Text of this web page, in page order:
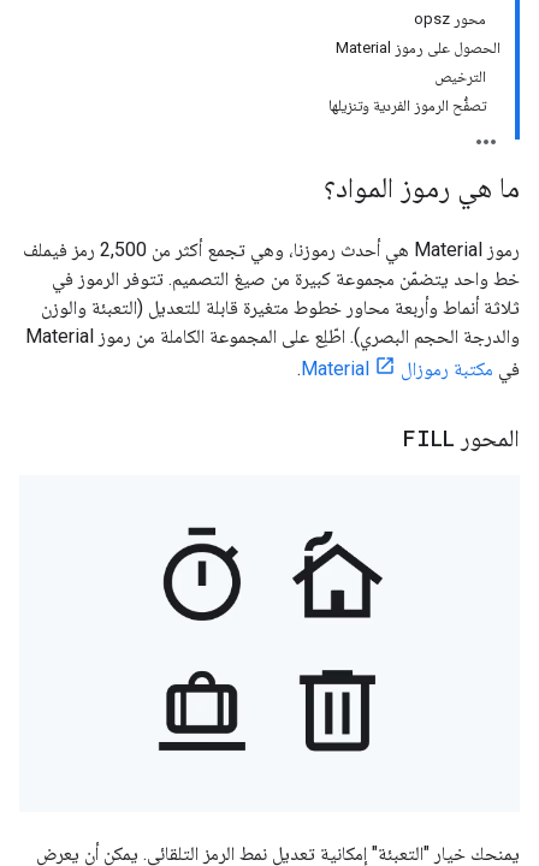
محور opsz
الحصول على رموز Material
الترخيص
تصفُّح الرموز الفردية وتنزيلها
ما هي رموز المواد؟
رموز Material هي أحدث رموزنا، وهي تجمع أكثر من 2,500 رمز فيملف
خط واحد يتضمّن مجموعة كبيرة من صيغ التصميم. تتوفر الرموز في
ثلاثة أنماط وأربعة محاور خطوط متغيرة قابلة للتعديل (التعبئة والوزن
والدرجة الحجم البصري). اطّلِع على المجموعة الكاملة من رموز Material
في مكتبة رموزال Material .
المحور FILL
يمنحك خيار "التعبئة" إمكانية تعديل نمط الرمز التلقائي. يمكن أن يعرض